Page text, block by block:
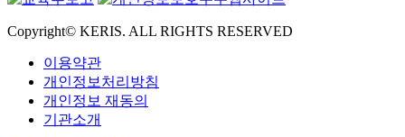
Copyright© KERIS. ALL RIGHTS RESERVED
이용약관
개인정보처리방침
개인정보 재동의
기관소개